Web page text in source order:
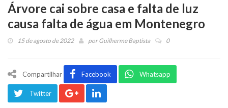
Árvore cai sobre casa e falta de luz
causa falta de água em Montenegro
15 de agosto de 2022 porGuilherme Baptista 0
Compartilhar Facebook Whatsapp
Twitter